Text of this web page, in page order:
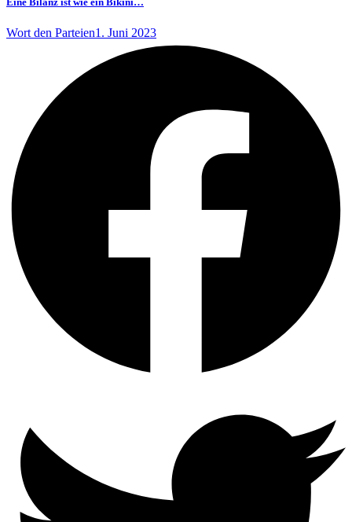
Wort den Parteien1. Juni 2023